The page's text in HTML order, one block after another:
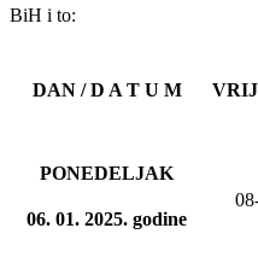
BiH i to:
DAN / D A T U M
PONEDELJAK
06. 01. 2025. godine